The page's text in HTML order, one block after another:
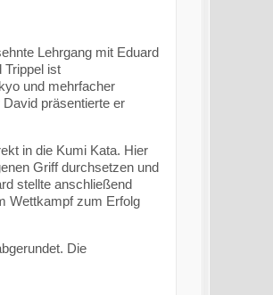
Lehrgang mit Eduard
Trippel ist
und mehrfacher
präsentierte er
in die Kumi Kata. Hier
Griff durchsetzen und
stellte anschließend
Wettkampf zum Erfolg
Die